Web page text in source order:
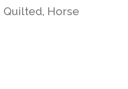
Quilted, Horse